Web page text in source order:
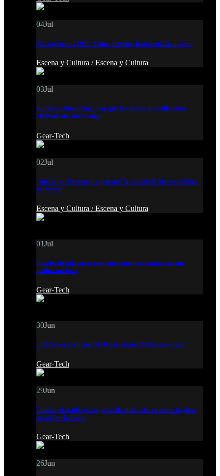
04Jul
Microgéneros 2026: Cómo Internet fragmenta la música
Escena y Cultura /Escena y Cultura
03Jul
Vinilo vs. Streaming: Por qué los discos de vinilo están
viviendo un nuevo auge
Gear-Tech
02Jul
¡Splash! en Ferropolis: por qué la ciudad de hierro celebra
el festival
Escena y Cultura /Escena y Cultura
01Jul
Prueba de altavoces para automóviles: cuáles suenan
realmente bien
Gear-Tech
30Jun
La IA crea el ritmo del 90 por ciento. Tú haces el resto
Gear-Tech
29Jun
Edición de radio para pistas de club – Así es como tu pista
encaja en la radio
Gear-Tech
26Jun